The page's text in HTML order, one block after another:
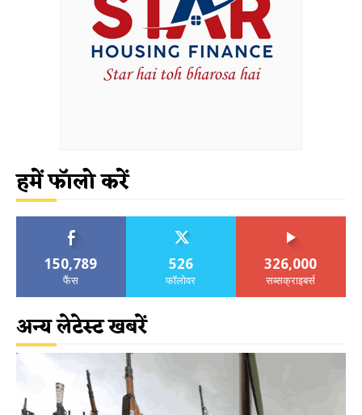
हमें फॉलो करें
150,789
फैंस
526
फॉलोवर
326,000
सब्सक्राइबर्स
अन्य लेटेस्ट खबरें